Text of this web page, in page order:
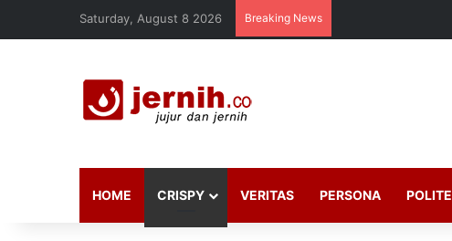
Saturday, August 8 2026 Breaking News
HOME CRISPY VERITAS PERSONA